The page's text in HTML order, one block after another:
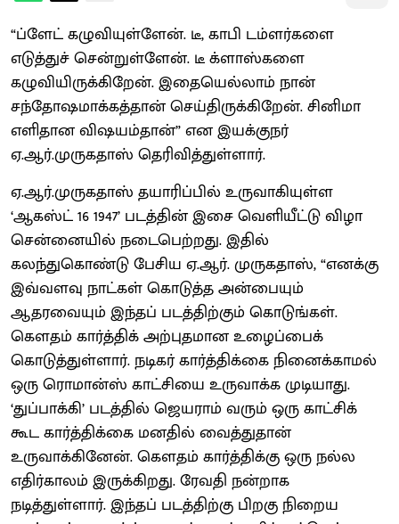
“ப்ளேட் கழுவியுள்ளேன். டீ, காபி டம்ளர்களை
எடுத்துச் சென்றுள்ளேன். டீ க்ளாஸ்களை
கழுவியிருக்கிறேன். இதையெல்லாம் நான்
சந்தோஷமாக்கத்தான் செய்திருக்கிறேன். சினிமா
எளிதான விஷயம்தான்” என இயக்குநர்
ஏ.ஆர்.முருகதாஸ் தெரிவித்துள்ளார்.
ஏ.ஆர்.முருகதாஸ் தயாரிப்பில் உருவாகியுள்ள
‘ஆகஸ்ட் 16 1947’ படத்தின் இசை வெளியீட்டு விழா
சென்னையில் நடைபெற்றது. இதில்
கலந்துகொண்டு பேசிய ஏ.ஆர். முருகதாஸ், “எனக்கு
இவ்வளவு நாட்கள் கொடுத்த அன்பையும்
ஆதரவையும் இந்தப் படத்திற்கும் கொடுங்கள்.
கெளதம் கார்த்திக் அற்புதமான உழைப்பைக்
கொடுத்துள்ளார். நடிகர் கார்த்திக்கை நினைக்காமல்
ஒரு ரொமான்ஸ் காட்சியை உருவாக்க முடியாது.
‘துப்பாக்கி’ படத்தில் ஜெயராம் வரும் ஒரு காட்சிக்
கூட கார்த்திக்கை மனதில் வைத்துதான்
உருவாக்கினேன். கெளதம் கார்த்திக்கு ஒரு நல்ல
எதிர்காலம் இருக்கிறது. ரேவதி நன்றாக
நடித்துள்ளார். இந்தப் படத்திற்கு பிறகு நிறைய